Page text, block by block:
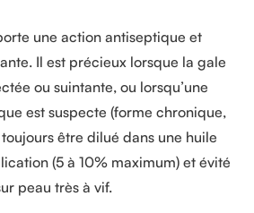
une action antiseptique et
Il est précieux lorsque la gale
ou suintante, ou lorsqu’une
est suspecte (forme chronique,
être dilué dans une huile
(5 à 10% maximum) et évité
peau très à vif.